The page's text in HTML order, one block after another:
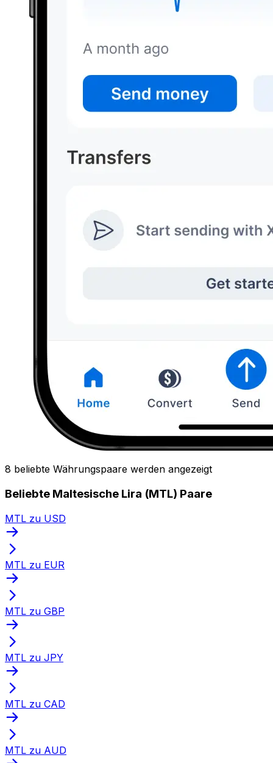
8 beliebte Währungspaare werden angezeigt
Beliebte Maltesische Lira (MTL) Paare
MTL zu USD
MTL zu EUR
MTL zu GBP
MTL zu JPY
MTL zu CAD
MTL zu AUD